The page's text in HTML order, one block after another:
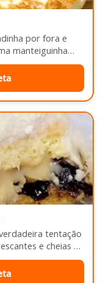
por fora e
manteiguinha
tentação
e cheias de